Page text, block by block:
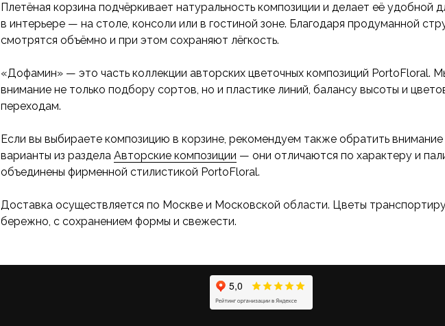
Плетёная корзина подчёркивает натуральность композиции и делает её удобной
в интерьере — на столе, консоли или в гостиной зоне. Благодаря продуманной
смотрятся объёмно и при этом сохраняют лёгкость.
«Дофамин» — это часть коллекции авторских цветочных композиций PortoFloral.
внимание не только подбору сортов, но и пластике линий, балансу высоты и
переходам.
Если вы выбираете композицию в корзине, рекомендуем также обратить внимание
варианты из раздела Авторские композиции — они отличаются по характеру и
объединены фирменной стилистикой PortoFloral.
Доставка осуществляется по Москве и Московской области. Цветы
бережно, с сохранением формы и свежести.